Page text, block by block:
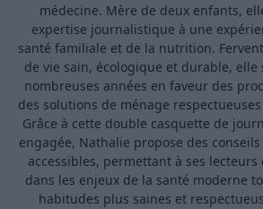
médecine. Mère de deux enfants,
expertise journalistique à une
santé familiale et de la nutrition.
de vie sain, écologique et durable, elle
nombreuses années en faveur des
des solutions de ménage
Grâce à cette double casquette de
engagée, Nathalie propose des
accessibles, permettant à ses
dans les enjeux de la santé moderne
habitudes plus saines et